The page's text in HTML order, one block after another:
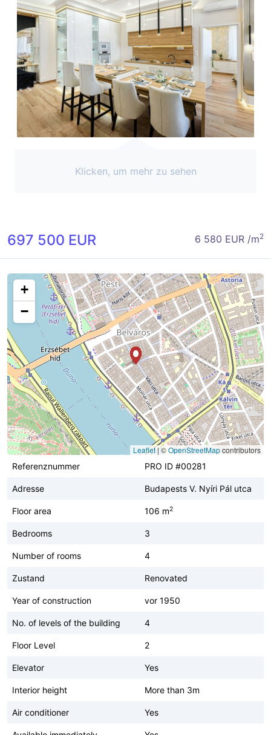
Klicken, um mehr zu sehen
697 500 EUR 6 580 EUR /m2
+
−
Leaflet|©OpenStreetMapcontributors
Referenznummer
PRO ID #00281
Adresse Budapests V. Nyíri Pál utca
Floor area 106 m2
Bedrooms 3
Number of rooms 4
Zustand Renovated
Year of construction vor 1950
No. of levels of the building 4
Floor Level 2
Elevator Yes
Interior height More than 3m
Air conditioner Yes